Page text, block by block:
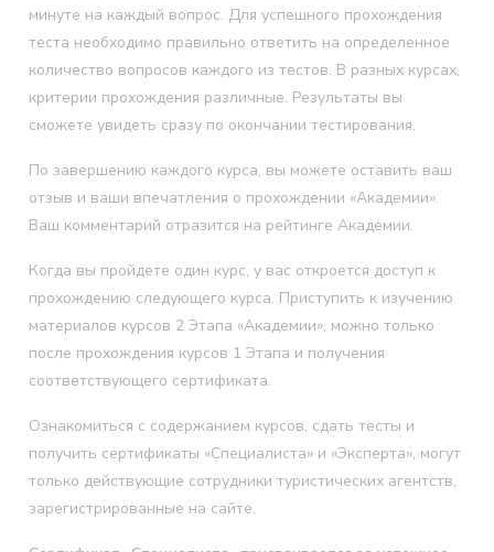
минуте на каждый вопрос. Для успешного прохождения
теста необходимо правильно ответить на определенное
количество вопросов каждого из тестов. В разных курсах,
критерии прохождения различные. Результаты вы
сможете увидеть сразу по окончании тестирования.
По завершению каждого курса, вы можете оставить ваш
отзыв и ваши впечатления о прохождении «Академии».
Ваш комментарий отразится на рейтинге Академии.
Когда вы пройдете один курс, у вас откроется доступ к
прохождению следующего курса. Приступить к изучению
материалов курсов 2 Этапа «Академии», можно только
после прохождения курсов 1 Этапа и получения
соответствующего сертификата.
Ознакомиться с содержанием курсов, сдать тесты и
получить сертификаты «Специалиста» и «Эксперта», могут
только действующие сотрудники туристических агентств,
зарегистрированные на сайте.